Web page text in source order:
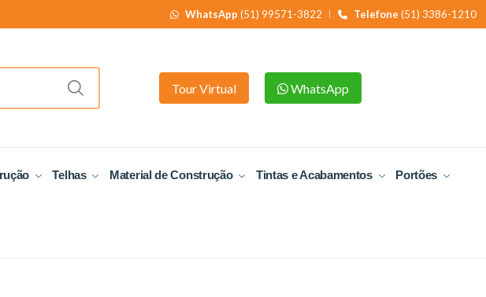
WhatsApp (51) 99571-3822 Telefone (51) 3386-1210
Tour Virtual WhatsApp
Telhas Material de Construção Tintas e Acabamentos Portões